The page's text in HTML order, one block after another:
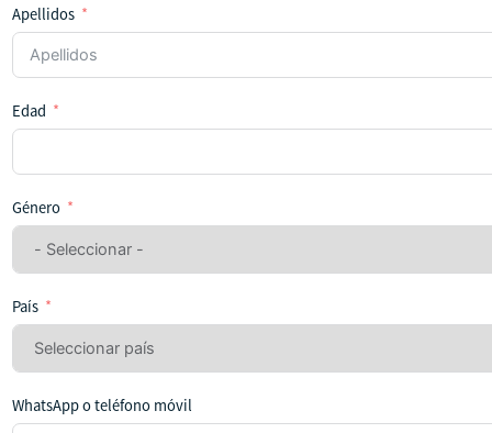
Apellidos
Edad
Género
País
WhatsApp o teléfono móvil